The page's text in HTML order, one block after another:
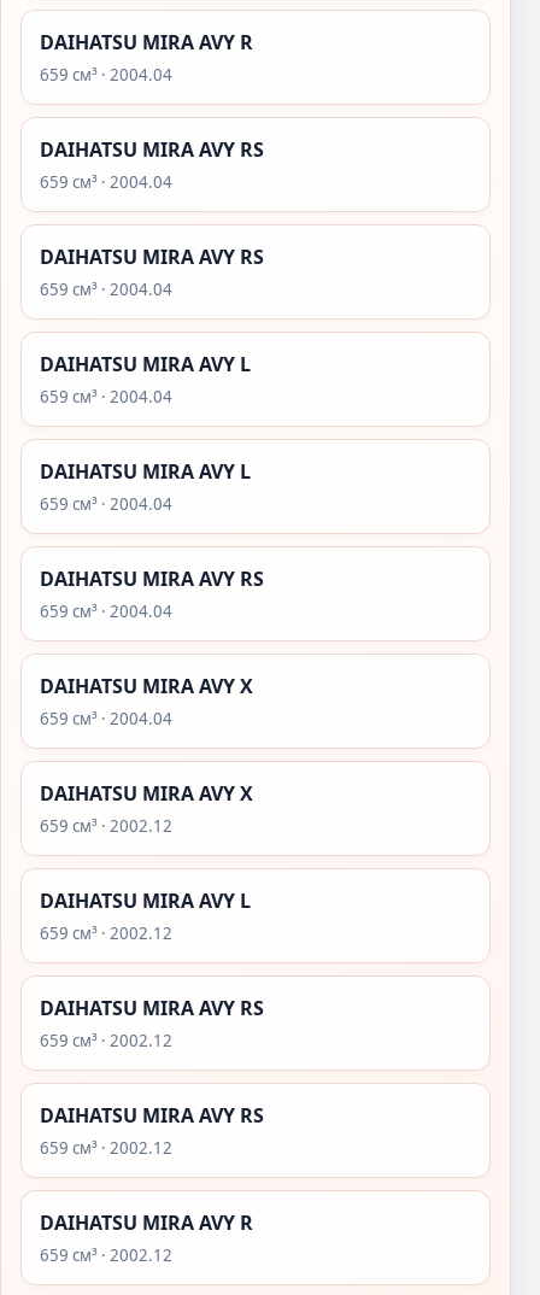
DAIHATSU MIRA AVY R
659 см³ · 2004.04
DAIHATSU MIRA AVY RS
659 см³ · 2004.04
DAIHATSU MIRA AVY RS
659 см³ · 2004.04
DAIHATSU MIRA AVY L
659 см³ · 2004.04
DAIHATSU MIRA AVY L
659 см³ · 2004.04
DAIHATSU MIRA AVY RS
659 см³ · 2004.04
DAIHATSU MIRA AVY X
659 см³ · 2004.04
DAIHATSU MIRA AVY X
659 см³ · 2002.12
DAIHATSU MIRA AVY L
659 см³ · 2002.12
DAIHATSU MIRA AVY RS
659 см³ · 2002.12
DAIHATSU MIRA AVY RS
659 см³ · 2002.12
DAIHATSU MIRA AVY R
659 см³ · 2002.12